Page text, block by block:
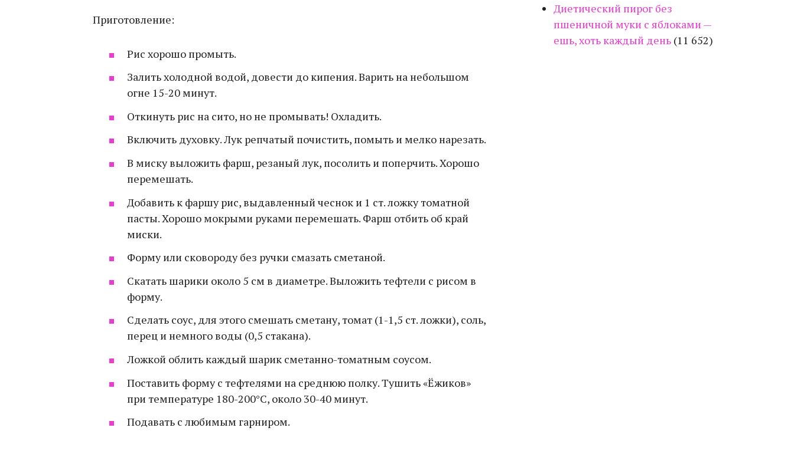
Приготовление:
Рис хорошо промыть.
Залить холодной водой, довести до кипения. Варить на небольшом
огне 15-20 минут.
Откинуть рис на сито, но не промывать! Охладить.
Включить духовку. Лук репчатый почистить, помыть и мелко нарезать.
В миску выложить фарш, резаный лук, посолить и поперчить. Хорошо
перемешать.
Добавить к фаршу рис, выдавленный чеснок и 1 ст. ложку томатной
пасты. Хорошо мокрыми руками перемешать. Фарш отбить об край
миски.
Форму или сковороду без ручки смазать сметаной.
Скатать шарики около 5 см в диаметре. Выложить тефтели с рисом в
форму.
Сделать соус, для этого смешать сметану, томат (1-1,5 ст. ложки), соль,
перец и немного воды (0,5 стакана).
Ложкой облить каждый шарик сметанно-томатным соусом.
Поставить форму с тефтелями на среднюю полку. Тушить «Ёжиков»
при температуре 180-200°С, около 30-40 минут.
Подавать с любимым гарниром.
Диетический пирог без
пшеничной муки с яблоками —
ешь, хоть каждый день (11 652)